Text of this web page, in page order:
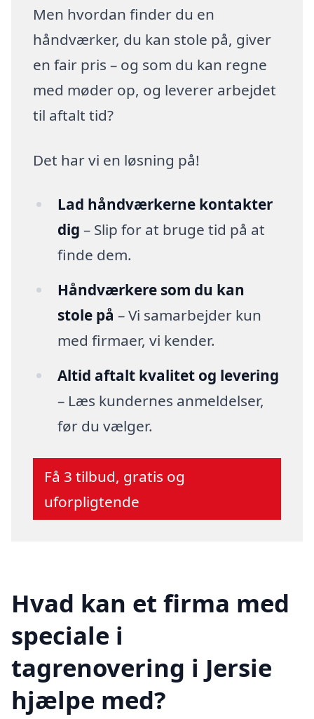
Men hvordan finder du en
håndværker, du kan stole på, giver
en fair pris – og som du kan regne
med møder op, og leverer arbejdet
til aftalt tid?
Det har vi en løsning på!
Lad håndværkerne kontakter
dig – Slip for at bruge tid på at
finde dem.
Håndværkere som du kan
stole på – Vi samarbejder kun
med firmaer, vi kender.
Altid aftalt kvalitet og levering
– Læs kundernes anmeldelser,
før du vælger.
Få 3 tilbud, gratis og
uforpligtende
Hvad kan et firma med
speciale i
tagrenovering i Jersie
hjælpe med?